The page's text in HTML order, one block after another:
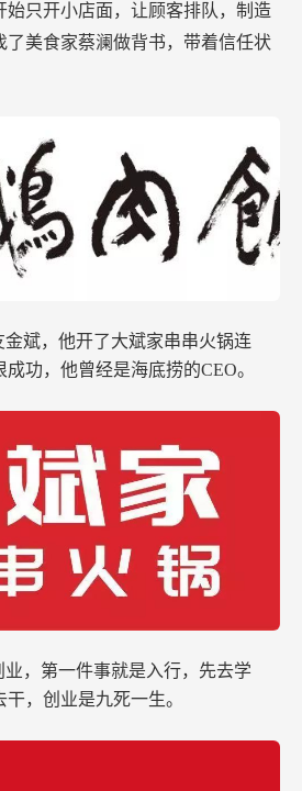
始只开小店面，让顾客排队，制造
了美食家蔡澜做背书，带着信任状
斌，他开了大斌家串串火锅连
功，他曾经是海底捞的CEO。
，第一件事就是入行，先去学
，创业是九死一生。